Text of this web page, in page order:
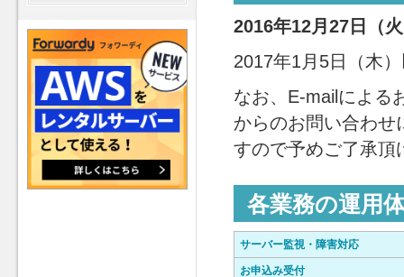
2016年12月27日（
2017年1月5日（木
なお、E-mailによる
からのお問い合わせ
すので予めご了承頂
各業務の運用
サーバー監視・障害対応
お申込み受付